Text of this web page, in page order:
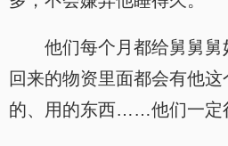
他们每个月都给舅舅
回来的物资里面都会有他
的、用的东西……他们一定